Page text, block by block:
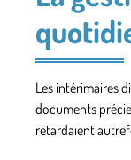
Les intérimaires
documents
retardaient